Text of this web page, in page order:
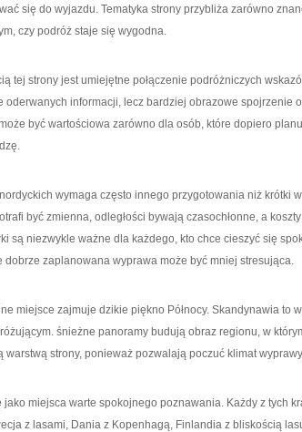
się do wyjazdu. Tematyka strony przybliża zarówno
czy podróż staje się wygodna.
tej strony jest umiejętne połączenie podróżniczych
oderwanych informacji, lecz bardziej obrazowe spojrzenie
być wartościowa zarówno dla osób, które dopiero
wymaga często innego przygotowania niż krótki
być zmienna, odległości bywają czasochłonne, a
są niezwykle ważne dla każdego, kto chce cieszyć się
dobrze zaplanowana wyprawa może być mniej stresująca.
miejsce zajmuje dzikie piękno Północy. Skandynawia to
śnieżne panoramy budują obraz regionu, w
warstwą strony, ponieważ pozwalają poczuć klimat
miejsca warte spokojnego poznawania. Każdy z tych
z lasami, Dania z Kopenhagą, Finlandia z bliskością